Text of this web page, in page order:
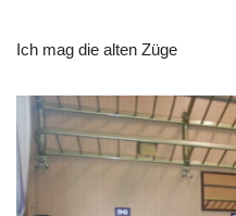
Ich mag die alten Züge